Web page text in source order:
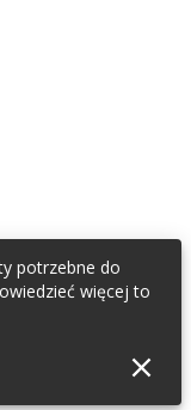
potrzebne do
więcej to